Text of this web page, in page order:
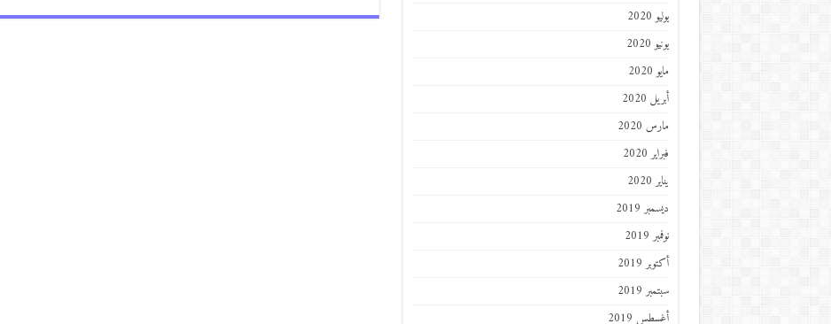
يوليو 2020
يونيو 2020
مايو 2020
أبريل 2020
مارس 2020
فبراير 2020
يناير 2020
ديسمبر 2019
نوفمبر 2019
أكتوبر 2019
سبتمبر 2019
أغسطس 2019